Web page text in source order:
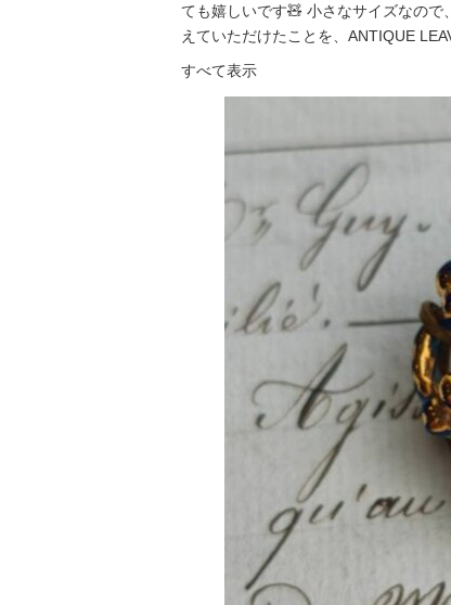
ても嬉しいです🧸 小さなサイズなの
えていただけたことを、ANTIQUE
すべて表示